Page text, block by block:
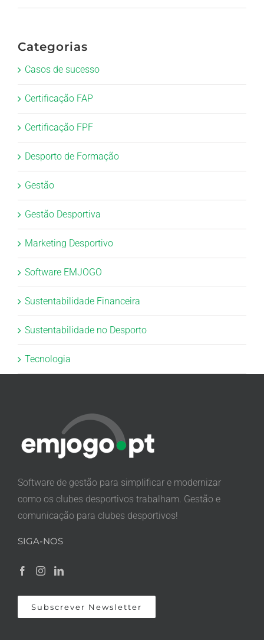
Categorias
Casos de sucesso
Certificação FAP
Certificação FPF
Desporto de Formação
Gestão
Gestão Desportiva
Marketing Desportivo
Software EMJOGO
Sustentabilidade Financeira
Sustentabilidade no Desporto
Tecnologia
Software de gestão para simplificar e modernizar
como os clubes desportivos trabalham. Gestão e
comunicação para clubes desportivos!
SIGA-NOS
Subscrever Newsletter